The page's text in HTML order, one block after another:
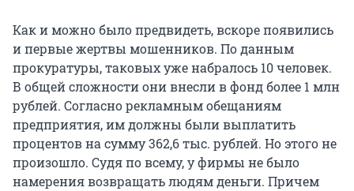
Как и можно было предвидеть, вскоре появились
и первые жертвы мошенников. По данным
прокуратуры, таковых уже набралось 10 человек.
В общей сложности они внесли в фонд более 1 млн
рублей. Согласно рекламным обещаниям
предприятия, им должны были выплатить
процентов на сумму 362,6 тыс. рублей. Но этого не
произошло. Судя по всему, у фирмы не было
намерения возвращать людям деньги. Причем